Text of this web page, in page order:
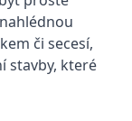
či secesí,
stavby, které